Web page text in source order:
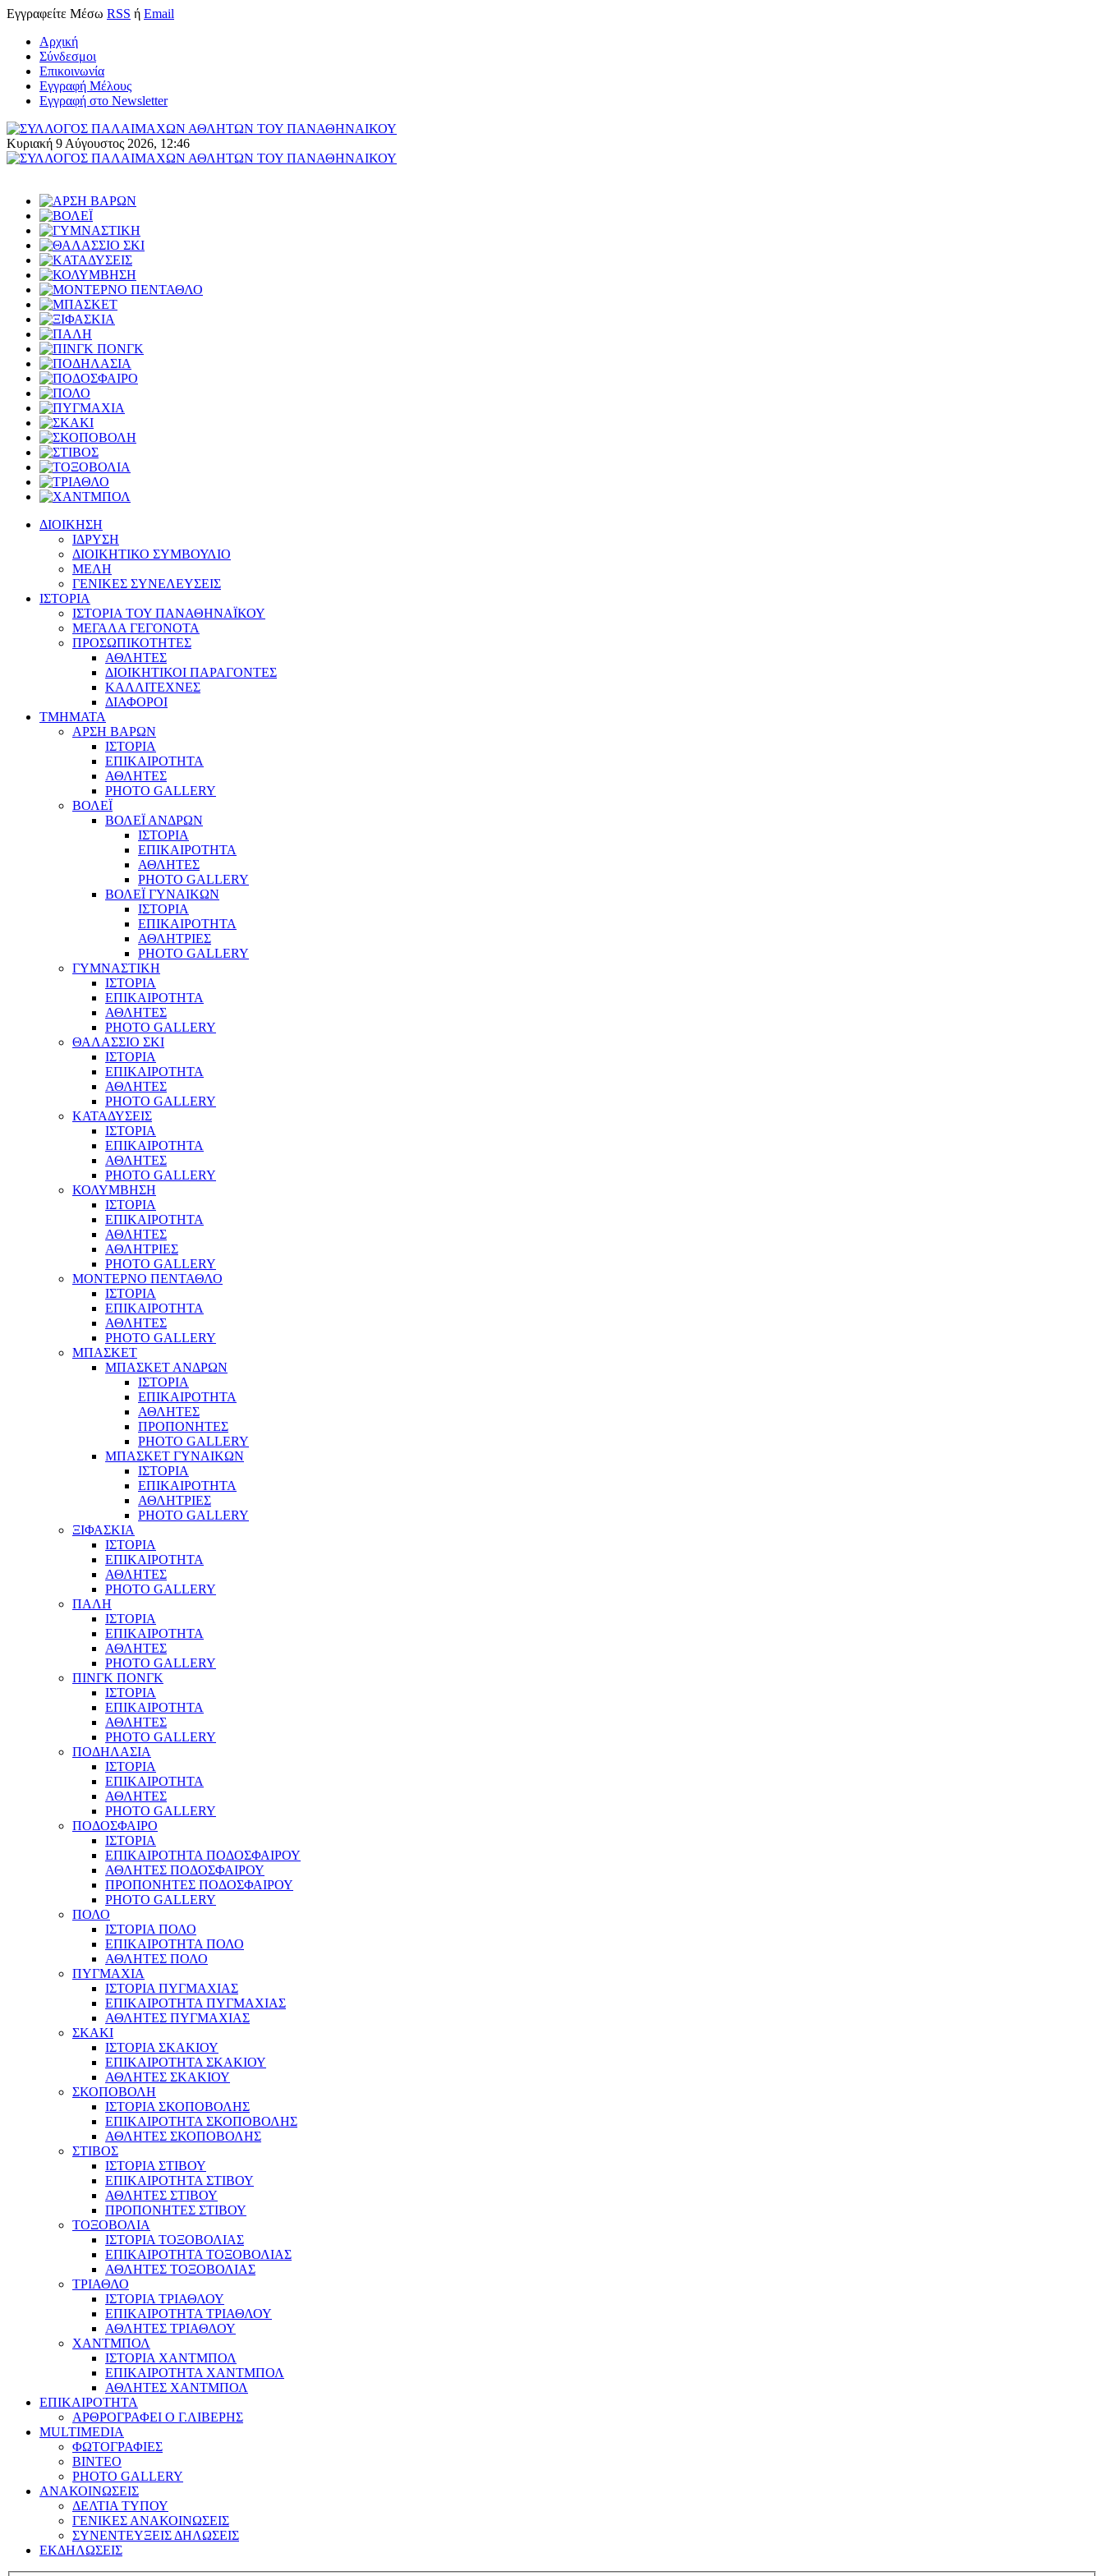
Εγγραφείτε Μέσω RSS ή Email
Αρχική
Σύνδεσμοι
Επικοινωνία
Εγγραφή Μέλους
Εγγραφή στο Newsletter
Κυριακή 9 Αύγουστος 2026, 12:46
ΔΙΟΙΚΗΣΗ
ΙΔΡΥΣΗ
ΔΙΟΙΚΗΤΙΚΟ ΣΥΜΒΟΥΛΙΟ
ΜΕΛΗ
ΓΕΝΙΚΕΣ ΣΥΝΕΛΕΥΣΕΙΣ
ΙΣΤΟΡΙΑ
ΙΣΤΟΡΙΑ ΤΟΥ ΠΑΝΑΘΗΝΑΪΚΟΥ
ΜΕΓΑΛΑ ΓΕΓΟΝΟΤΑ
ΠΡΟΣΩΠΙΚΟΤΗΤΕΣ
ΑΘΛΗΤΕΣ
ΔΙΟΙΚΗΤΙΚΟΙ ΠΑΡΑΓΟΝΤΕΣ
ΚΑΛΛΙΤΕΧΝΕΣ
ΔΙΑΦΟΡΟΙ
ΤΜΗΜΑΤΑ
ΑΡΣΗ ΒΑΡΩΝ
ΙΣΤΟΡΙΑ
ΕΠΙΚΑΙΡΟΤΗΤΑ
ΑΘΛΗΤΕΣ
PHOTO GALLERY
ΒΟΛΕΪ
ΒΟΛΕΪ ΑΝΔΡΩΝ
ΙΣΤΟΡΙΑ
ΕΠΙΚΑΙΡΟΤΗΤΑ
ΑΘΛΗΤΕΣ
PHOTO GALLERY
ΒΟΛΕΪ ΓΥΝΑΙΚΩΝ
ΙΣΤΟΡΙΑ
ΕΠΙΚΑΙΡΟΤΗΤΑ
ΑΘΛΗΤΡΙΕΣ
PHOTO GALLERY
ΓΥΜΝΑΣΤΙΚΗ
ΙΣΤΟΡΙΑ
ΕΠΙΚΑΙΡΟΤΗΤΑ
ΑΘΛΗΤΕΣ
PHOTO GALLERY
ΘΑΛΑΣΣΙΟ ΣΚΙ
ΙΣΤΟΡΙΑ
ΕΠΙΚΑΙΡΟΤΗΤΑ
ΑΘΛΗΤΕΣ
PHOTO GALLERY
ΚΑΤΑΔΥΣΕΙΣ
ΙΣΤΟΡΙΑ
ΕΠΙΚΑΙΡΟΤΗΤΑ
ΑΘΛΗΤΕΣ
PHOTO GALLERY
ΚΟΛΥΜΒΗΣΗ
ΙΣΤΟΡΙΑ
ΕΠΙΚΑΙΡΟΤΗΤΑ
ΑΘΛΗΤΕΣ
ΑΘΛΗΤΡΙΕΣ
PHOTO GALLERY
ΜΟΝΤΕΡΝΟ ΠΕΝΤΑΘΛΟ
ΙΣΤΟΡΙΑ
ΕΠΙΚΑΙΡΟΤΗΤΑ
ΑΘΛΗΤΕΣ
PHOTO GALLERY
ΜΠΑΣΚΕΤ
ΜΠΑΣΚΕΤ ΑΝΔΡΩΝ
ΙΣΤΟΡΙΑ
ΕΠΙΚΑΙΡΟΤΗΤΑ
ΑΘΛΗΤΕΣ
ΠΡΟΠΟΝΗΤΕΣ
PHOTO GALLERY
ΜΠΑΣΚΕΤ ΓΥΝΑΙΚΩΝ
ΙΣΤΟΡΙΑ
ΕΠΙΚΑΙΡΟΤΗΤΑ
ΑΘΛΗΤΡΙΕΣ
PHOTO GALLERY
ΞΙΦΑΣΚΙΑ
ΙΣΤΟΡΙΑ
ΕΠΙΚΑΙΡΟΤΗΤΑ
ΑΘΛΗΤΕΣ
PHOTO GALLERY
ΠΑΛΗ
ΙΣΤΟΡΙΑ
ΕΠΙΚΑΙΡΟΤΗΤΑ
ΑΘΛΗΤΕΣ
PHOTO GALLERY
ΠΙΝΓΚ ΠΟΝΓΚ
ΙΣΤΟΡΙΑ
ΕΠΙΚΑΙΡΟΤΗΤΑ
ΑΘΛΗΤΕΣ
PHOTO GALLERY
ΠΟΔΗΛΑΣΙΑ
ΙΣΤΟΡΙΑ
ΕΠΙΚΑΙΡΟΤΗΤΑ
ΑΘΛΗΤΕΣ
PHOTO GALLERY
ΠΟΔΟΣΦΑΙΡΟ
ΙΣΤΟΡΙΑ
ΕΠΙΚΑΙΡΟΤΗΤΑ ΠΟΔΟΣΦΑΙΡΟΥ
ΑΘΛΗΤΕΣ ΠΟΔΟΣΦΑΙΡΟΥ
ΠΡΟΠΟΝΗΤΕΣ ΠΟΔΟΣΦΑΙΡΟΥ
PHOTO GALLERY
ΠΟΛΟ
ΙΣΤΟΡΙΑ ΠΟΛΟ
ΕΠΙΚΑΙΡΟΤΗΤΑ ΠΟΛΟ
ΑΘΛΗΤΕΣ ΠΟΛΟ
ΠΥΓΜΑΧΙΑ
ΙΣΤΟΡΙΑ ΠΥΓΜΑΧΙΑΣ
ΕΠΙΚΑΙΡΟΤΗΤΑ ΠΥΓΜΑΧΙΑΣ
ΑΘΛΗΤΕΣ ΠΥΓΜΑΧΙΑΣ
ΣΚΑΚΙ
ΙΣΤΟΡΙΑ ΣΚΑΚΙΟΥ
ΕΠΙΚΑΙΡΟΤΗΤΑ ΣΚΑΚΙΟΥ
ΑΘΛΗΤΕΣ ΣΚΑΚΙΟΥ
ΣΚΟΠΟΒΟΛΗ
ΙΣΤΟΡΙΑ ΣΚΟΠΟΒΟΛΗΣ
ΕΠΙΚΑΙΡΟΤΗΤΑ ΣΚΟΠΟΒΟΛΗΣ
ΑΘΛΗΤΕΣ ΣΚΟΠΟΒΟΛΗΣ
ΣΤΙΒΟΣ
ΙΣΤΟΡΙΑ ΣΤΙΒΟΥ
ΕΠΙΚΑΙΡΟΤΗΤΑ ΣΤΙΒΟΥ
ΑΘΛΗΤΕΣ ΣΤΙΒΟΥ
ΠΡΟΠΟΝΗΤΕΣ ΣΤΙΒΟΥ
ΤΟΞΟΒΟΛΙΑ
ΙΣΤΟΡΙΑ ΤΟΞΟΒΟΛΙΑΣ
ΕΠΙΚΑΙΡΟΤΗΤΑ ΤΟΞΟΒΟΛΙΑΣ
ΑΘΛΗΤΕΣ ΤΟΞΟΒΟΛΙΑΣ
ΤΡΙΑΘΛΟ
ΙΣΤΟΡΙΑ ΤΡΙΑΘΛΟΥ
ΕΠΙΚΑΙΡΟΤΗΤΑ ΤΡΙΑΘΛΟΥ
ΑΘΛΗΤΕΣ ΤΡΙΑΘΛΟΥ
ΧΑΝΤΜΠΟΛ
ΙΣΤΟΡΙΑ ΧΑΝΤΜΠΟΛ
ΕΠΙΚΑΙΡΟΤΗΤΑ ΧΑΝΤΜΠΟΛ
ΑΘΛΗΤΕΣ ΧΑΝΤΜΠΟΛ
ΕΠΙΚΑΙΡΟΤΗΤΑ
ΑΡΘΡΟΓΡΑΦΕΙ Ο Γ.ΛΙΒΕΡΗΣ
MULTIMEDIA
ΦΩΤΟΓΡΑΦΙΕΣ
ΒΙΝΤΕΟ
PHOTO GALLERY
ΑΝΑΚΟΙΝΩΣΕΙΣ
ΔΕΛΤΙΑ ΤΥΠΟΥ
ΓΕΝΙΚΕΣ ΑΝΑΚΟΙΝΩΣΕΙΣ
ΣΥΝΕΝΤΕΥΞΕΙΣ ΔΗΛΩΣΕΙΣ
ΕΚΔΗΛΩΣΕΙΣ